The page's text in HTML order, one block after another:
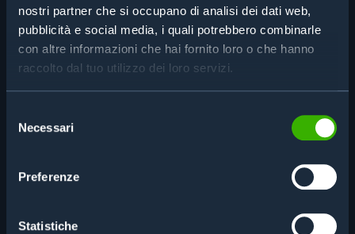
nostri partner che si occupano di analisi dei dati web,
pubblicità e social media, i quali potrebbero combinarle
con altre informazioni che hai fornito loro o che hanno
raccolto dal tuo utilizzo dei loro servizi.
delNecessari
Preferenze
Statistiche